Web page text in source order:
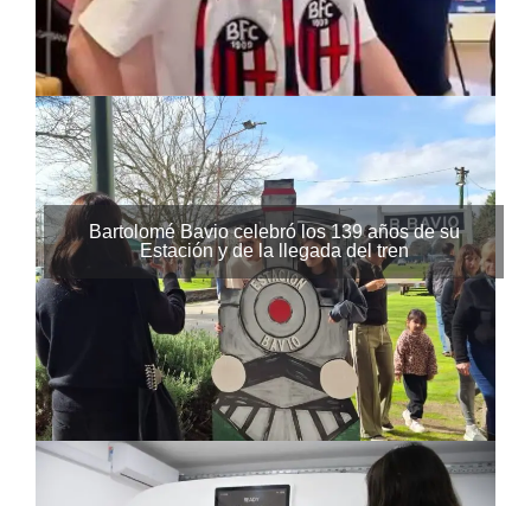
Bartolomé Bavio celebró los 139 años de su
Estación y de la llegada del tren